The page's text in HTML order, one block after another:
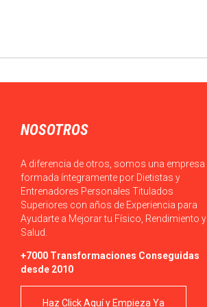
NOSOTROS
A diferencia de otros, somos una empresa
formada íntegramente por Dietistas y
Entrenadores Personales Titulados
Superiores con años de Experiencia para
Ayudarte a Mejorar tu Físico, Rendimiento y
Salud.
+7000 Transformaciones Conseguidas
desde 2010
Haz Click Aquí y Empieza Ya